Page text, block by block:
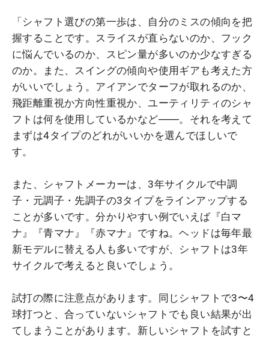
「シャフト選びの第一歩は、自分のミスの傾向を把
握することです。スライスが直らないのか、フック
に悩んでいるのか、スピン量が多いのか少なすぎる
のか。また、スイングの傾向や使用ギアも考えた方
がいいでしょう。アイアンでターフが取れるのか、
飛距離重視か方向性重視か、ユーティリティのシャ
フトは何を使用しているかなど――。それを考えて
まずは4タイプのどれがいいかを選んでほしいで
す。
また、シャフトメーカーは、3年サイクルで中調
子・元調子・先調子の3タイプをラインアップする
ことが多いです。分かりやすい例でいえば『白マ
ナ』『青マナ』『赤マナ』ですね。ヘッドは毎年最
新モデルに替える人も多いですが、シャフトは3年
サイクルで考えると良いでしょう。
試打の際に注意点があります。同じシャフトで3〜4
球打つと、合っていないシャフトでも良い結果が出
てしまうことがあります。新しいシャフトを試すと